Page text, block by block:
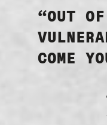
“OUT
COME